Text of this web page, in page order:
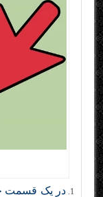
در یک قسمت